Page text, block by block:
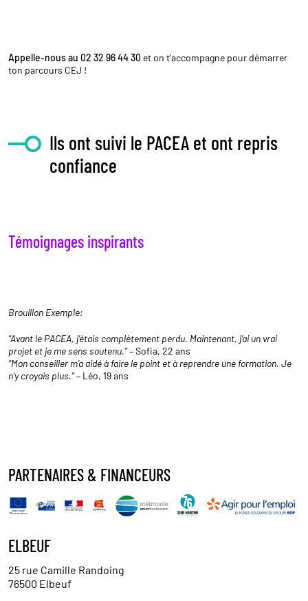
Appelle-nous au 02 32 96 44 30 et on t’accompagne pour démarrer
ton parcours CEJ !
Ils ont suivi le PACEA et ont repris
confiance
Témoignages inspirants
Brouillon Exemple:
“Avant le PACEA, j’étais complètement perdu. Maintenant, j’ai un vrai
projet et je me sens soutenu.”– Sofia, 22 ans
“Mon conseiller m’a aidé à faire le point et à reprendre une formation. Je
n’y croyais plus.”– Léo, 19 ans
PARTENAIRES & FINANCEURS
ELBEUF
25 rue Camille Randoing
76500 Elbeuf